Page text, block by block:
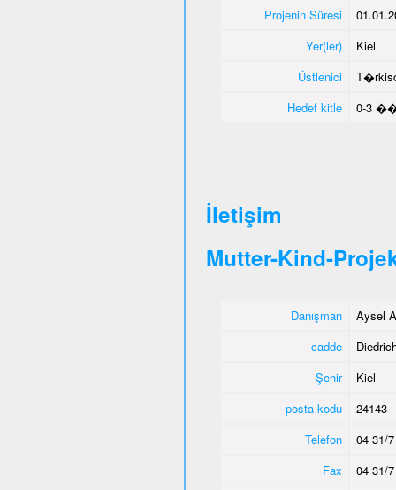
Projenin Süresi
Yer(ler)
Kiel
Üstlenici
Hedef kitle
0-3 ��
İletişim
Mutter-Kind-
Danışman
Aysel
cadde
Şehir
Kiel
posta kodu
24143
Telefon
04 31/
Fax
04 31/